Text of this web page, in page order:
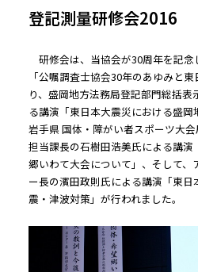
登記測量研修会2016
研修会は、当協会が30周年を記念
「公嘱調査士協会30年のあゆみと
り、盛岡地方法務局登記部門総括
る講演「東日本大震災における盛岡
岩手県 国体・障がい者スポーツ大
担当課長の石樹田浩美氏による講
郷いわて大会について」、そして、
ー長の濱田政則氏による講演「東
震・津波対策」が行われました。